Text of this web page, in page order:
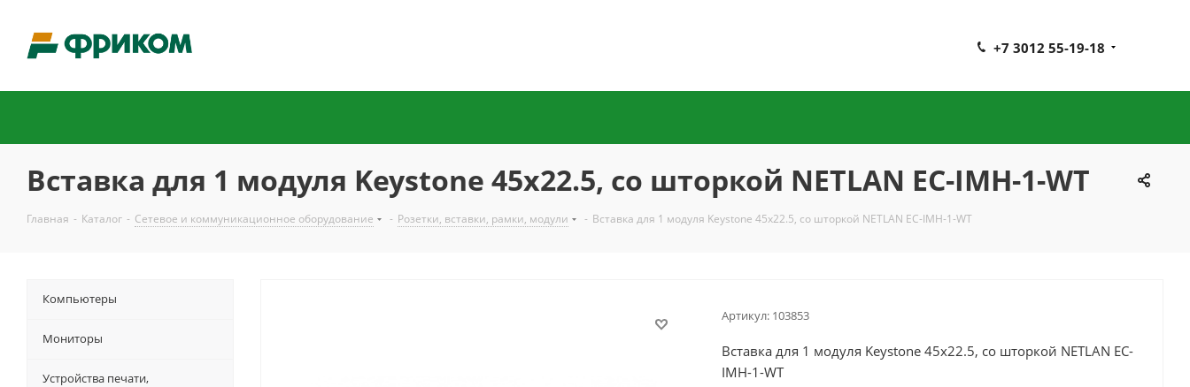
+7 3012 55-19-18
Вставка для 1 модуля Keystone 45x22.5, со шторкой NETLAN EC-IMH-1-WT
Главная - Каталог - Сетевое и коммуникационное оборудование - Розетки, вставки, рамки, модули - Вставка для 1 модуля Keystone 45x22.5, со шторкой NETLAN EC-IMH-1-WT
Артикул: 103853
Вставка для 1 модуля Keystone 45x22.5, со шторкой NETLAN EC-
IMH-1-WT
Компьютеры
Мониторы
Устройства печати,